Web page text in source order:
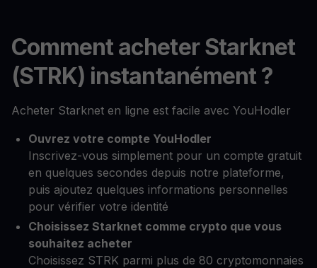
Comment acheter Starknet
(STRK) instantanément ?
Acheter Starknet en ligne est facile avec YouHodler
Ouvrez votre compte YouHodler
Inscrivez-vous simplement pour un compte gratuit
en quelques secondes depuis notre plateforme,
puis ajoutez quelques informations personnelles
pour vérifier votre identité
Choisissez Starknet comme crypto que vous
souhaitez acheter
Choisissez STRK parmi plus de 80 cryptomonnaies